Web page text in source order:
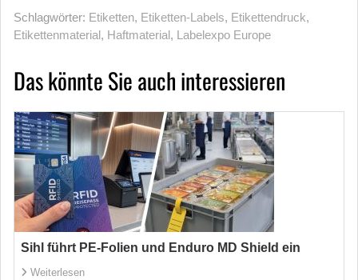
Schlagwörter: Etiketten, Etiketten-Labels, Etikettendruck,
Etikettenmaterial, Haftmaterial, Labelexpo Europe
Das könnte Sie auch interessieren
Sihl führt PE-Folien und Enduro MD Shield ein
Weiterlesen